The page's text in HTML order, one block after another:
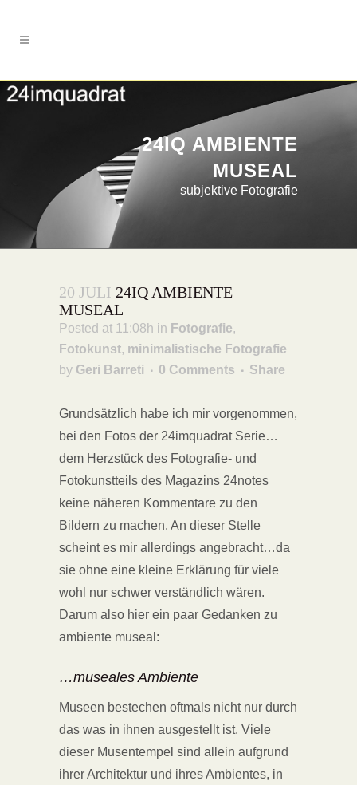
24IQ AMBIENTE
MUSEAL
subjektive Fotografie
20 JULI 24IQ AMBIENTE
MUSEAL
Posted at 11:08h in Fotografie,
Fotokunst, minimalistische Fotografie
by Geri Barreti 0 Comments Share
Grundsätzlich habe ich mir vorgenommen,
bei den Fotos der 24imquadrat Serie…
dem Herzstück des Fotografie- und
Fotokunstteils des Magazins 24notes
keine näheren Kommentare zu den
Bildern zu machen. An dieser Stelle
scheint es mir allerdings angebracht…da
sie ohne eine kleine Erklärung für viele
wohl nur schwer verständlich wären.
Darum also hier ein paar Gedanken zu
ambiente museal:
…museales Ambiente
Museen bestechen oftmals nicht nur durch
das was in ihnen ausgestellt ist. Viele
dieser Musentempel sind allein aufgrund
ihrer Architektur und ihres Ambientes, in